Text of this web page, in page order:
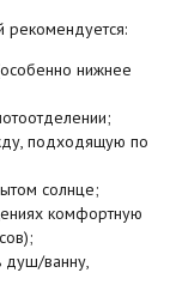
рекомендуется:
нижнее
подходящую по
солнце;
комфортную
душ/ванну,